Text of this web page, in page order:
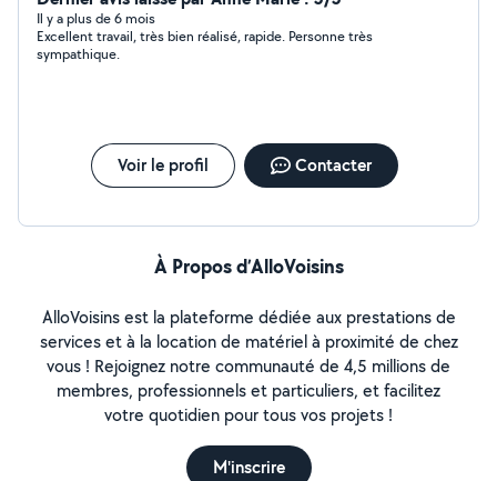
déchargement, manutention) Petits travaux de
bricolage et montage de meubles Entretien intérieur et
extérieur Je suis une personne sérieuse, ponctuelle,
pour un devis. Merci et à bientôt !
Il y a plus de 6 mois
Excellent travail, très bien réalisé, rapide. Personne très
sympathique.
Voir le profil Contacter
À Propos d’AlloVoisins
AlloVoisins est la plateforme dédiée aux prestations de
services et à la location de matériel à proximité de chez
vous ! Rejoignez notre communauté de 4,5 millions de
membres, professionnels et particuliers, et facilitez
votre quotidien pour tous vos projets !
M'inscrire